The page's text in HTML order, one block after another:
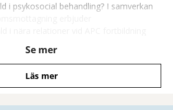
i psykosocial behandling? I samverkan
erbjuder
Se mer
Läs mer